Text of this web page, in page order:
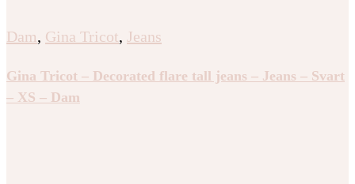
Dam, Gina Tricot, Jeans
Gina Tricot – Decorated flare tall jeans – Jeans – Svart
– XS – Dam